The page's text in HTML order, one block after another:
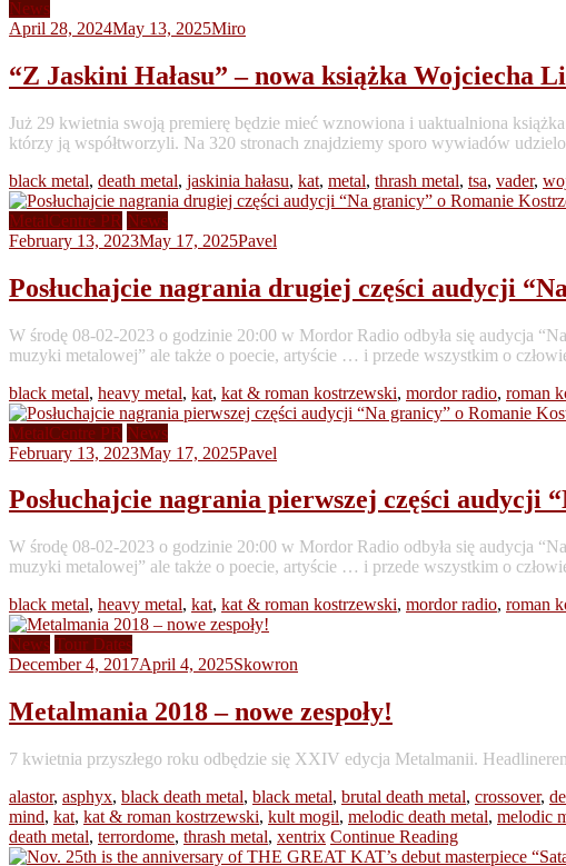
News
April 28, 2024May 13, 2025Miro
“Z Jaskini Hałasu” – nowa książka Wojciecha
Już 29 kwietnia swoją premierę będzie mieć wznowiona i uaktualniona
którzy ją współtworzyli. Na 320 stronach znajdziemy sporo wywiadów
black metal, death metal, jaskinia hałasu, kat, metal, thrash metal, tsa, vader,
MetalCentre PR News
February 13, 2023May 17, 2025Pavel
Posłuchajcie nagrania drugiej części audycji
W środę 08-02-2023 o godzinie 20:00 w Mordor Radio odbyła się audycja
muzyki metalowej” ale także o poecie, artyście … i przede wszystkim o
black metal, heavy metal, kat, kat & roman kostrzewski, mordor radio, roman
MetalCentre PR News
February 13, 2023May 17, 2025Pavel
Posłuchajcie nagrania pierwszej części
W środę 08-02-2023 o godzinie 20:00 w Mordor Radio odbyła się audycja
muzyki metalowej” ale także o poecie, artyście … i przede wszystkim o
black metal, heavy metal, kat, kat & roman kostrzewski, mordor radio, roman
News Tour Dates
December 4, 2017April 4, 2025Skowron
Metalmania 2018 – nowe zespoły!
7 kwietnia przyszłego roku odbędzie się XXIV edycja Metalmanii.
alastor, asphyx, black death metal, black metal, brutal death metal, crossover,
mind, kat, kat & roman kostrzewski, kult mogil, melodic death metal, melodic
death metal, terrordome, thrash metal, xentrix Continue Reading